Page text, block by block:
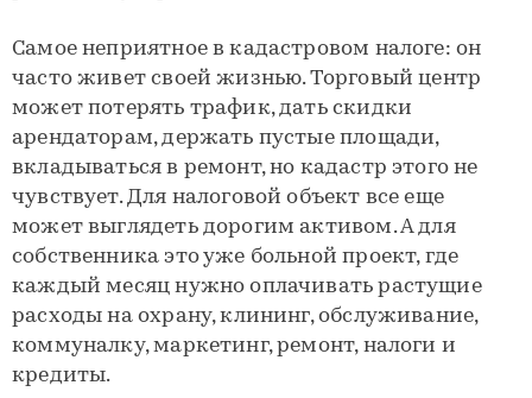
Самое неприятное в кадастровом налоге: он
часто живет своей жизнью. Торговый центр
может потерять трафик, дать скидки
арендаторам, держать пустые площади,
вкладываться в ремонт, но кадастр этого не
чувствует. Для налоговой объект все еще
может выглядеть дорогим активом. А для
собственника это уже больной проект, где
каждый месяц нужно оплачивать растущие
расходы на охрану, клининг, обслуживание,
коммуналку, маркетинг, ремонт, налоги и
кредиты.